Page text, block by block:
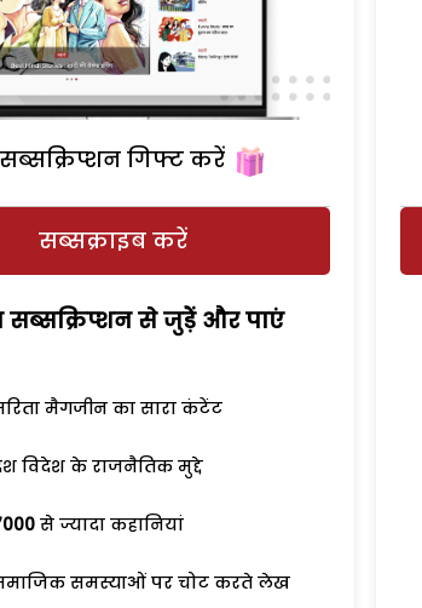
सब्सक्रिप्शन गिफ्ट करें
सब्सक्राइब करें
सब्सक्रिप्शन से जुड़ेें और पाएं
मैगजीन का सारा कंटेंट
विदेश के राजनैतिक मुद्दे
से ज्यादा कहानियां
समस्याओं पर चोट करते लेख